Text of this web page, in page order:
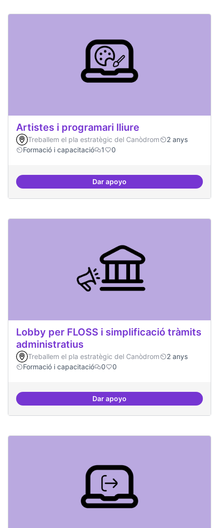
Artistes i programari lliure
Treballem el pla estratègic del Canòdrom
2 anys
Formació i capacitació
1 0
Dar apoyoArtistes i programari lliure
Lobby per FLOSS i simplificació tràmits
administratius
Treballem el pla estratègic del Canòdrom
2 anys
Formació i capacitació
0 0
Dar apoyoLobby per FLOSS i